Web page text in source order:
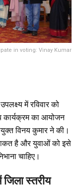
in voting: Vinay Kumar
में रविवार को
कार्यक्रम का आयोजन
विनय कुमार ने की।
है और युवाओं को इसे
चाहिए।
जिला स्तरीय